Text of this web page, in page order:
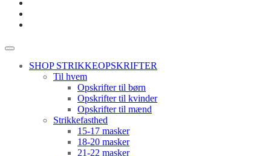
SHOP STRIKKEOPSKRIFTER
Til hvem
Opskrifter til børn
Opskrifter til kvinder
Opskrifter til mænd
Strikkefasthed
15-17 masker
18-20 masker
21-22 masker